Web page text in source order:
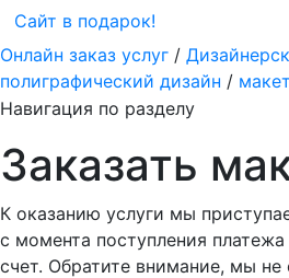
Сайт в подарок!
Онлайн заказ услуг /
полиграфический дизайн /
Навигация по разделу
Заказать
К оказанию услуги мы
с момента поступления
счет. Обратите внимание, мы не